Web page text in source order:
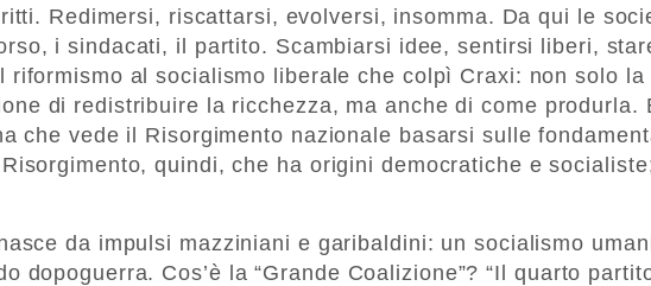
Redimersi, riscattarsi, evolversi, insomma. Da qui le
i sindacati, il partito. Scambiarsi idee, sentirsi liberi,
riformismo al socialismo liberale che colpì Craxi: non solo la
di redistribuire la ricchezza, ma anche di come produrla.
che vede il Risorgimento nazionale basarsi sulle
quindi, che ha origini democratiche e
da impulsi mazziniani e garibaldini: un socialismo
dopoguerra. Cos’è la “Grande Coalizione”? “Il quarto